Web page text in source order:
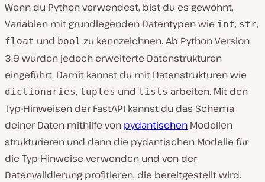
Wenn du Python verwendest, bist du es gewohnt,
Variablen mit grundlegenden Datentypen wie int, str,
float und bool zu kennzeichnen. Ab Python Version
3.9 wurden jedoch erweiterte Datenstrukturen
eingeführt. Damit kannst du mit Datenstrukturen wie
dictionaries, tuples und lists arbeiten. Mit den
Typ-Hinweisen der FastAPI kannst du das Schema
deiner Daten mithilfe von pydantischen Modellen
strukturieren und dann die pydantischen Modelle für
die Typ-Hinweise verwenden und von der
Datenvalidierung profitieren, die bereitgestellt wird.